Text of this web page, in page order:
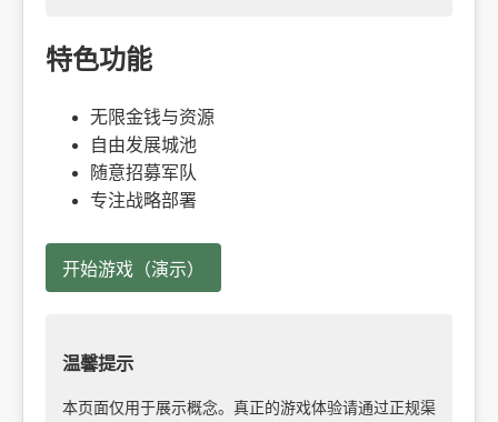
特色功能
无限金钱与资源
自由发展城池
随意招募军队
专注战略部署
开始游戏（演示）
温馨提示
本页面仅用于展示概念。真正的游戏体验请通过正规渠